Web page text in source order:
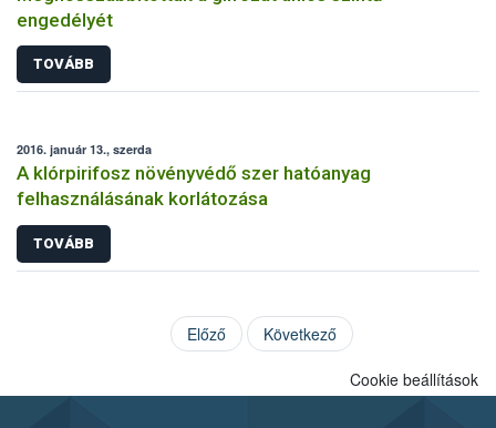
engedélyét
TOVÁBB
2016. január 13., szerda
A klórpirifosz növényvédő szer hatóanyag
felhasználásának korlátozása
TOVÁBB
Előző Következő
Cookie beállítások